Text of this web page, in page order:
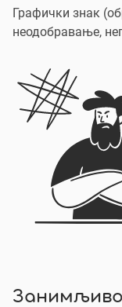
Графички знак
неодобравање,